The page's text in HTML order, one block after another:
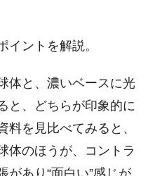
イントを解説。
体と、濃いベースに光
と、どちらが印象的に
を見比べてみると、
体のほうが、コントラ